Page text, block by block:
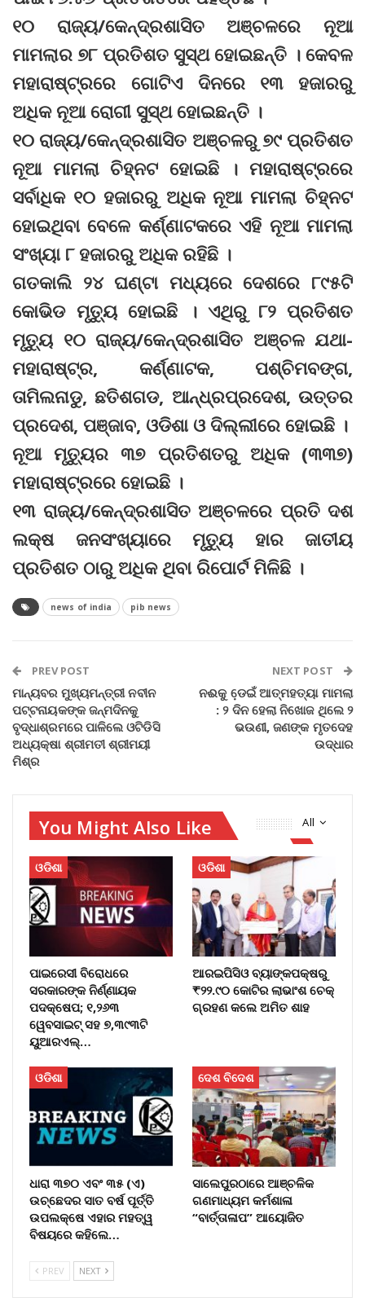
୧୦ ରାଜ୍ୟ/କେନ୍ଦ୍ରଶାସିତ ଅଞ୍ଚଳରେ ନୂଆ
ମାମଲାର ୭୮ ପ୍ରତିଶତ ସୁସ୍ଥ ହୋଇଛନ୍ତି । କେବଳ
ମହାରାଷ୍ଟ୍ରରେ ଗୋଟିଏ ଦିନରେ ୧୩ ହଜାରରୁ
ଅଧିକ ନୂଆ ରୋଗୀ ସୁସ୍ଥ ହୋଇଛନ୍ତି ।
୧୦ ରାଜ୍ୟ/କେନ୍ଦ୍ରଶାସିତ ଅଞ୍ଚଳରୁ ୭୯ ପ୍ରତିଶତ
ନୂଆ ମାମଲା ଚିହ୍ନଟ ହୋଇଛି । ମହାରାଷ୍ଟ୍ରରେ
ସର୍ବାଧିକ ୧୦ ହଜାରରୁ ଅଧିକ ନୂଆ ମାମଲା ଚିହ୍ନଟ
ହୋଇଥିବା ବେଳେ କର୍ଣ୍ଣାଟକରେ ଏହି ନୂଆ ମାମଲା
ସଂଖ୍ୟା ୮ ହଜାରରୁ ଅଧିକ ରହିଛି ।
ଗତକାଲି ୨୪ ଘଣ୍ଟା ମଧ୍ୟରେ ଦେଶରେ ୮୯୫ଟି
କୋଭିଡ ମୃତ୍ୟୁ ହୋଇଛି । ଏଥିରୁ ୮୨ ପ୍ରତିଶତ
ମୃତ୍ୟୁ ୧୦ ରାଜ୍ୟ/କେନ୍ଦ୍ରଶାସିତ ଅଞ୍ଚଳ ଯଥା-
ମହାରାଷ୍ଟ୍ର, କର୍ଣ୍ଣାଟକ, ପଶ୍ଚିମବଙ୍ଗ,
ତାମିଲନାଡୁ, ଛତିଶଗଡ, ଆନ୍ଧ୍ରପ୍ରଦେଶ, ଉତ୍ତର
ପ୍ରଦେଶ, ପଞ୍ଜାବ, ଓଡିଶା ଓ ଦିଲ୍ଲୀରେ ହୋଇଛି ।
ନୂଆ ମୃତ୍ୟୁର ୩୭ ପ୍ରତିଶତରୁ ଅଧିକ (୩୩୭)
ମହାରାଷ୍ଟ୍ରରେ ହୋଇଛି ।
୧୩ ରାଜ୍ୟ/କେନ୍ଦ୍ରଶାସିତ ଅଞ୍ଚଳରେ ପ୍ରତି ଦଶ
ଲକ୍ଷ ଜନସଂଖ୍ୟାରେ ମୃତ୍ୟୁ ହାର ଜାତୀୟ
ପ୍ରତିଶତ ଠାରୁ ଅଧିକ ଥିବା ରିପୋର୍ଟ ମିଳିଛି ।
news of india pib news
PREV POST
ମାନ୍ୟବର ମୁଖ୍ୟମନ୍ତ୍ରୀ ନବୀନ
ପଟ୍ଟନାୟକଙ୍କ ଜନ୍ମଦିନକୁ
ବୃଦ୍ଧାଶ୍ରମରେ ପାଳିଲେ ଓଟିଡିସି
ଅଧ୍ୟକ୍ଷା ଶ୍ରୀମତୀ ଶ୍ରୀମୟୀ
ମିଶ୍ର
NEXT POST
ନଈକୁ ଡେ଼ଇଁ ଆତ୍ମହତ୍ୟା ମାମଲା
: ୨ ଦିନ ହେଲା ନିଖୋଜ ଥିଲେ ୨
ଭଉଣୀ, ଜଣଙ୍କ ମୃତଦେହ
ଉଦ୍ଧାର
All
You Might Also Like
ଓଡିଶା
ପାଇରେସୀ ବିରୋଧରେ
ସରକାରଙ୍କ ନିର୍ଣ୍ଣାୟକ
ପଦକ୍ଷେପ; ୧,୨୬୩
ୱେବସାଇଟ୍ ସହ ୭,୩୯୩ଟି
ୟୁଆରଏଲ୍…
ଓଡିଶା
ଆରଇପିସିଓ ବ୍ୟାଙ୍କପକ୍ଷରୁ
₹୨୨.୯୦ କୋଟିର ଲାଭାଂଶ ଚେକ୍
ଗ୍ରହଣ କଲେ ଅମିତ ଶାହ
ଓଡିଶା
ଧାରା ୩୭୦ ଏବଂ ୩୫ (ଏ)
ଉଚ୍ଛେଦର ସାତ ବର୍ଷ ପୂର୍ତ୍ତି
ଉପଲକ୍ଷେ ଏହାର ମହତ୍ୱ
ବିଷୟରେ କହିଲେ…
ଦେଶ ବିଦେଶ
ସାଲେପୁରଠାରେ ଆଞ୍ଚଳିକ
ଗଣମାଧ୍ୟମ କର୍ମଶାଳା
“ବାର୍ତ୍ତାଳାପ” ଆୟୋଜିତ
PREV NEXT